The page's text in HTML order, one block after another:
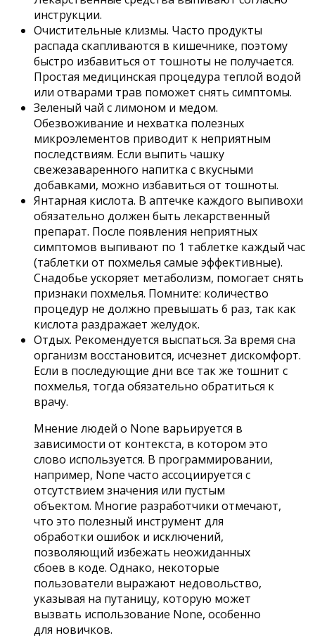
инструкции.
Очистительные клизмы. Часто продукты
распада скапливаются в кишечнике, поэтому
быстро избавиться от тошноты не получается.
Простая медицинская процедура теплой водой
или отварами трав поможет снять симптомы.
Зеленый чай с лимоном и медом.
Обезвоживание и нехватка полезных
микроэлементов приводит к неприятным
последствиям. Если выпить чашку
свежезаваренного напитка с вкусными
добавками, можно избавиться от тошноты.
Янтарная кислота. В аптечке каждого выпивохи
обязательно должен быть лекарственный
препарат. После появления неприятных
симптомов выпивают по 1 таблетке каждый час
(таблетки от похмелья самые эффективные).
Снадобье ускоряет метаболизм, помогает снять
признаки похмелья. Помните: количество
процедур не должно превышать 6 раз, так как
кислота раздражает желудок.
Отдых. Рекомендуется выспаться. За время сна
организм восстановится, исчезнет дискомфорт.
Если в последующие дни все так же тошнит с
похмелья, тогда обязательно обратиться к
врачу.
Мнение людей о None варьируется в
зависимости от контекста, в котором это
слово используется. В программировании,
например, None часто ассоциируется с
отсутствием значения или пустым
объектом. Многие разработчики отмечают,
что это полезный инструмент для
обработки ошибок и исключений,
позволяющий избежать неожиданных
сбоев в коде. Однако, некоторые
пользователи выражают недовольство,
указывая на путаницу, которую может
вызвать использование None, особенно
для новичков.